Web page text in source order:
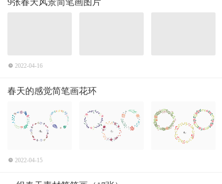
9张春天风景简笔画图片
2022-04-16
春天的感觉简笔画花环
2022-04-15